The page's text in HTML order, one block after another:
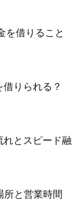
を借りること
りられる？
れとスピード融
所と営業時間